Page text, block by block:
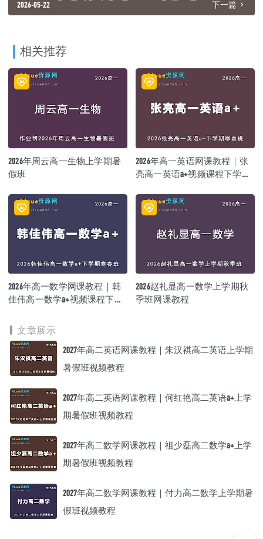
2026-05-22 下一篇
相关推荐
2026年周云高一生物上学期暑
假班
2026年高一英语网课教程｜张
亮高一英语a+视频课程下学期
2026年高一数学网课教程｜韩
佳伟高一数学a+视频课程下学
2026赵礼显高一数学上学期秋
季班网课教程
文章展示
2027年高二英语网课教程｜朱汉祺高二英语上学期
暑假班视频教程
2027年高二英语网课教程｜何红艳高二英语a+上学
期暑假班视频教程
2027年高二数学网课教程｜祖少磊高二数学a+上学
期暑假班视频教程
2027年高二数学网课教程｜付力高二数学上学期暑
假班视频教程